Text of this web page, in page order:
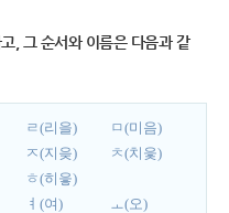
, 그 순서와 이름은 다음과 같
ㄹ(리을)
ㅁ(미음)
ㅈ(지읒)
ㅊ(치읓)
ㅎ(히읗)
ㅕ(여)
ㅗ(오)